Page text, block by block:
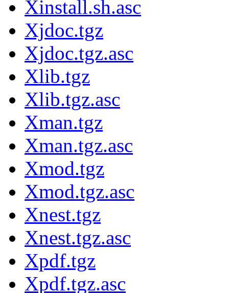
Xinstall.sh.asc
Xjdoc.tgz
Xjdoc.tgz.asc
Xlib.tgz
Xlib.tgz.asc
Xman.tgz
Xman.tgz.asc
Xmod.tgz
Xmod.tgz.asc
Xnest.tgz
Xnest.tgz.asc
Xpdf.tgz
Xpdf.tgz.asc